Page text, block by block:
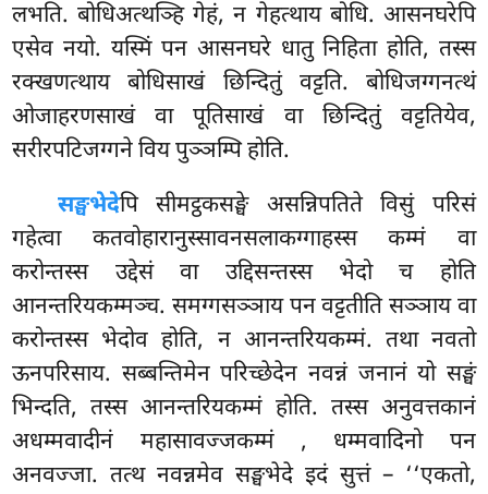
लभति. बोधिअत्थञ्हि गेहं, न गेहत्थाय बोधि. आसनघरेपि
एसेव नयो. यस्मिं पन आसनघरे धातु निहिता होति, तस्स
रक्खणत्थाय बोधिसाखं छिन्दितुं वट्टति. बोधिजग्गनत्थं
ओजाहरणसाखं वा पूतिसाखं वा छिन्दितुं वट्टतियेव,
सरीरपटिजग्गने विय पुञ्ञम्पि होति.
सङ्घभेदेपि सीमट्ठकसङ्घे असन्निपतिते विसुं परिसं
गहेत्वा कतवोहारानुस्सावनसलाकग्गाहस्स कम्मं वा
करोन्तस्स उद्देसं वा उद्दिसन्तस्स भेदो च होति
आनन्तरियकम्मञ्च. समग्गसञ्ञाय पन वट्टतीति सञ्ञाय वा
करोन्तस्स भेदोव होति, न आनन्तरियकम्मं. तथा नवतो
ऊनपरिसाय. सब्बन्तिमेन परिच्छेदेन नवन्नं जनानं यो सङ्घं
भिन्दति, तस्स आनन्तरियकम्मं होति. तस्स अनुवत्तकानं
अधम्मवादीनं महासावज्जकम्मं , धम्मवादिनो पन
अनवज्जा. तत्थ नवन्नमेव सङ्घभेदे इदं सुत्तं – ‘‘एकतो,